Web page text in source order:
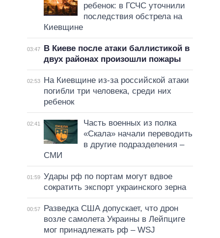
ребенок: в ГСЧС уточнили
последствия обстрела на
Киевщине
03:47
В Киеве после атаки баллистикой в
двух районах произошли пожары
02:53
На Киевщине из-за российской атаки
погибли три человека, среди них
ребенок
02:41
Часть военных из полка
«Скала» начали переводить
в другие подразделения –
СМИ
01:59 Удары рф по портам могут вдвое
сократить экспорт украинского зерна
00:57
Разведка США допускает, что дрон
возле самолета Украины в Лейпциге
мог принадлежать рф – WSJ